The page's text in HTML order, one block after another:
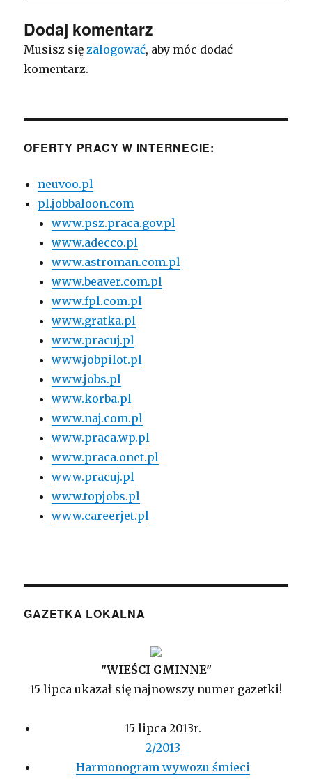
Dodaj komentarz
Musisz sięzalogować, aby móc dodać
komentarz.
OFERTY PRACY W INTERNECIE:
neuvoo.pl
pl.jobbaloon.com
www.psz.praca.gov.pl
www.adecco.pl
www.astroman.com.pl
www.beaver.com.pl
www.fpl.com.pl
www.gratka.pl
www.pracuj.pl
www.jobpilot.pl
www.jobs.pl
www.korba.pl
www.naj.com.pl
www.praca.wp.pl
www.praca.onet.pl
www.pracuj.pl
www.topjobs.pl
www.careerjet.pl
GAZETKA LOKALNA
"WIEŚCI GMINNE"
15 lipca ukazał się najnowszy numer gazetki!
15 lipca 2013r.
2/2013
Harmonogram wywozu śmieci